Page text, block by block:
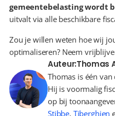
gemeentebelasting wordt
uitvalt via alle beschikbare
Zou je willen weten hoe wij
optimaliseren? Neem
Auteur:Thomas
Thomas is één
Hij is voormalig
op bij
Stibbe, Tiberghien